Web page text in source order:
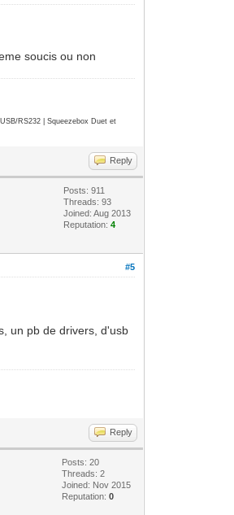
soucis ou non
RS232 | Squeezebox Duet et
Reply
Posts: 911
Threads: 93
Joined: Aug 2013
Reputation:4
#5
un pb de drivers, d'usb
Reply
Posts: 20
Threads: 2
Joined: Nov 2015
Reputation:0